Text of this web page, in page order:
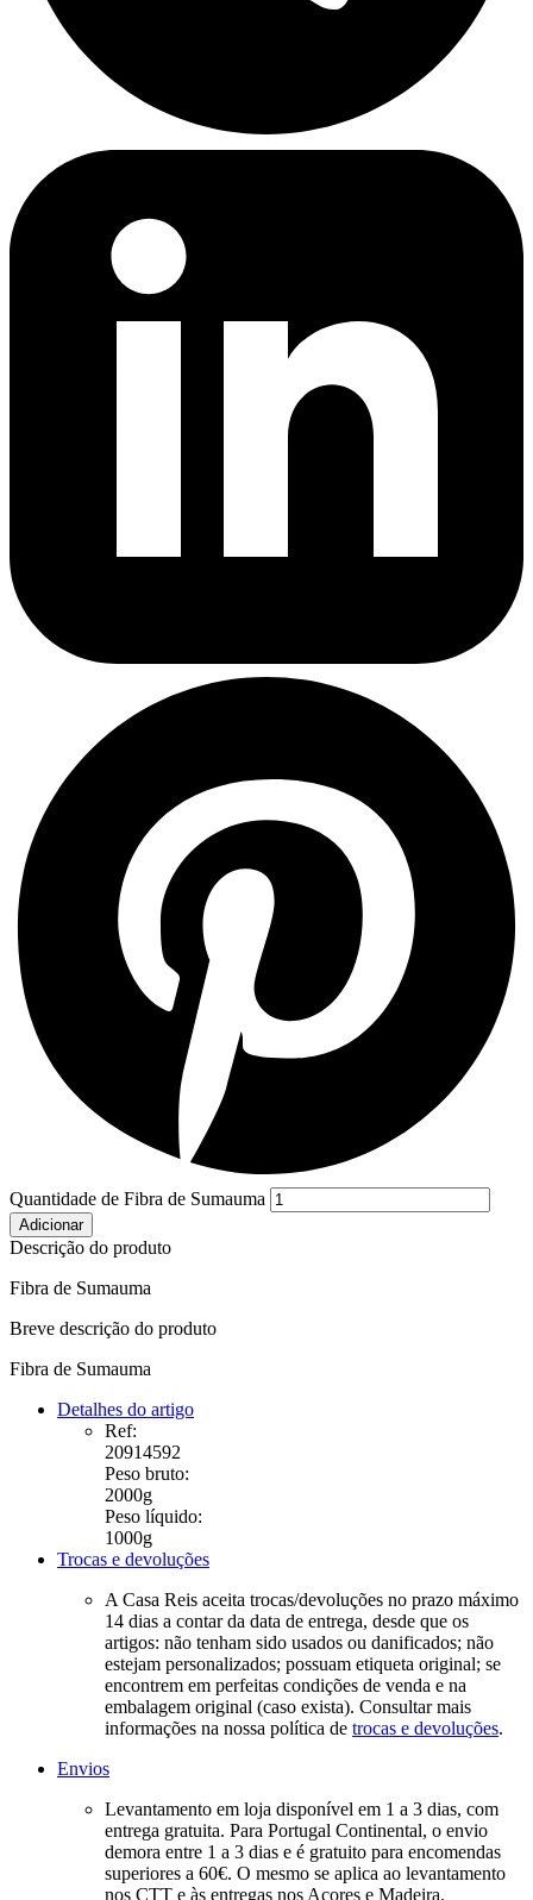
Quantidade de Fibra de Sumauma
Adicionar
Descrição do produto
Fibra de Sumauma
Breve descrição do produto
Fibra de Sumauma
Detalhes do artigo
Ref:
20914592
Peso bruto:
2000g
Peso líquido:
1000g
Trocas e devoluções
A Casa Reis aceita trocas/devoluções no prazo máximo
14 dias a contar da data de entrega, desde que os
artigos: não tenham sido usados ou danificados; não
estejam personalizados; possuam etiqueta original; se
encontrem em perfeitas condições de venda e na
embalagem original (caso exista). Consultar mais
informações na nossa política de trocas e devoluções.
Envios
Levantamento em loja disponível em 1 a 3 dias, com
entrega gratuita. Para Portugal Continental, o envio
demora entre 1 a 3 dias e é gratuito para encomendas
superiores a 60€. O mesmo se aplica ao levantamento
nos CTT e às entregas nos Açores e Madeira.